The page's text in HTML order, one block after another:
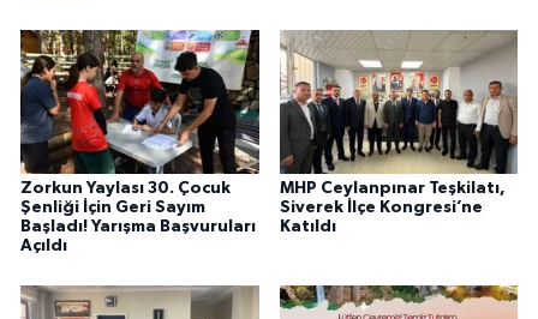
Zorkun Yaylası 30. Çocuk
Şenliği İçin Geri Sayım
Başladı! Yarışma Başvuruları
Açıldı
MHP Ceylanpınar Teşkilatı,
Siverek İlçe Kongresi’ne
Katıldı